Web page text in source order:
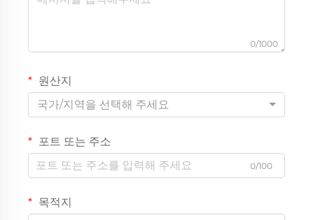
0/1000
원산지
국가/지역을 선택해 주세요
포트 또는 주소
0/100
목적지